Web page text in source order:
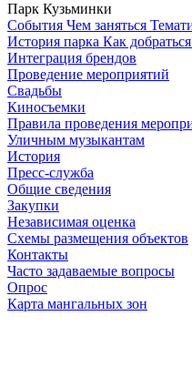
Парк Кузьминки
Cобытия Чем заняться
История парка Как добраться
Интеграция брендов
Проведение мероприятий
Свадьбы
Киносъемки
Правила проведения
Уличным музыкантам
История
Пресс-служба
Общие сведения
Закупки
Независимая оценка
Схемы размещения объектов
Контакты
Часто задаваемые вопросы
Опрос
Карта мангальных зон